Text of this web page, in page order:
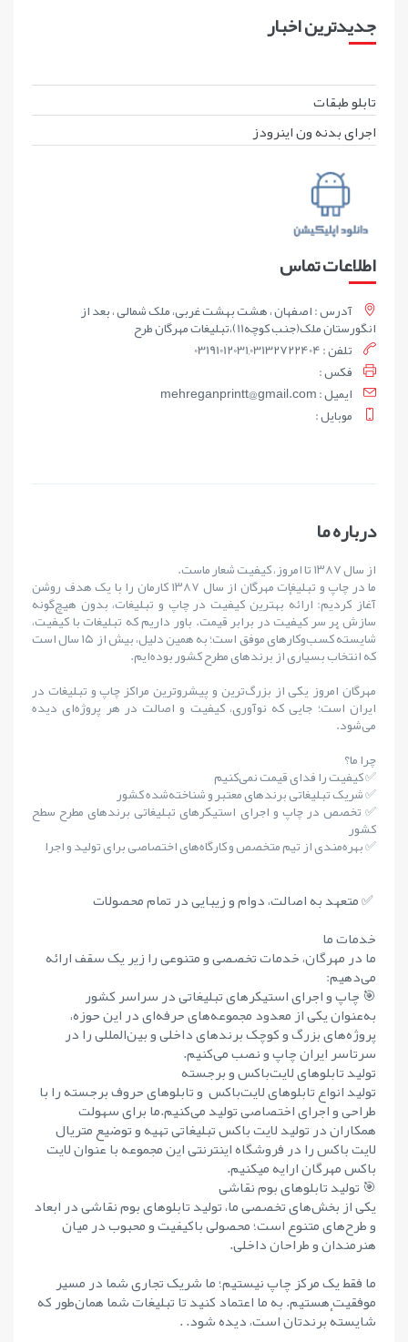
جدیدترین اخبار
تابلو طبقات
اجرای بدنه ون اینرودز
اطلاعات تماس
آدرس : اصفهان ، هشت بهشت غربی، ملک شمالی ، بعد از
انگورستان ملک(جنب کوچه11)،تبلیغات مهرگان طرح
تلفن : 03191012031,03132722404
فکس :
ايميل : mehreganprintt@gmail.com
موبايل :
درباره ما
از سال ۱۳۸۷ تا امروز، کیفیت شعار ماست.
ما در چاپ و تبلیغات مهرگان از سال ۱۳۸۷ کارمان را با یک هدف روشن
آغاز کردیم: ارائهٔ بهترین کیفیت در چاپ و تبلیغات، بدون هیچ‌گونه
سازش بر سر کیفیت در برابر قیمت. باور داریم که تبلیغات با کیفیت،
شایستهٔ کسب‌وکارهای موفق است؛ به همین دلیل، بیش از ۱۵ سال است
که انتخاب بسیاری از برندهای مطرح کشور بوده‌ایم.
مهرگان امروز یکی از بزرگ‌ترین و پیشروترین مراکز چاپ و تبلیغات در
ایران است؛ جایی که نوآوری، کیفیت و اصالت در هر پروژه‌ای دیده
می‌شود.
چرا ما؟
✅ کیفیت را فدای قیمت نمی‌کنیم
✅ شریک تبلیغاتی برندهای معتبر و شناخته‌شده کشور
✅ تخصص در چاپ و اجرای استیکرهای تبلیغاتی برندهای مطرح سطح
کشور
✅ بهره‌مندی از تیم متخصص و کارگاه‌های اختصاصی برای تولید و اجرا
✅ متعهد به اصالت، دوام و زیبایی در تمام محصولات
خدمات ما
ما در مهرگان، خدمات تخصصی و متنوعی را زیر یک سقف ارائه
می‌دهیم:
🎯 چاپ و اجرای استیکرهای تبلیغاتی در سراسر کشور
به‌عنوان یکی از معدود مجموعه‌های حرفه‌ای در این حوزه،
پروژه‌های بزرگ و کوچک برندهای داخلی و بین‌المللی را در
سرتاسر ایران چاپ و نصب می‌کنیم.
تولید تابلوهای لایت‌باکس و برجسته
تولید انواع تابلوهای لایت‌باکس و تابلوهای حروف برجسته را با
طراحی و اجرای اختصاصی تولید می‌کنیم.ما برای سهولت
همکاران در تولید لایت باکس تبلیغاتی تهیه و توضیع متریال
لایت باکس را در فروشگاه اینترنتی این مجموعه با عنوان لایت
باکس مهرگان ارایه میکنیم.
🎯 تولید تابلوهای بوم نقاشی
یکی از بخش‌های تخصصی ما، تولید تابلوهای بوم نقاشی در ابعاد
و طرح‌های متنوع است؛ محصولی باکیفیت و محبوب در میان
هنرمندان و طراحان داخلی.
ما فقط یک مرکز چاپ نیستیم؛ ما شریک تجاری شما در مسیر
موفقیت هستیم. به ما اعتماد کنید تا تبلیغات شما همان‌طور که
شایستهٔ برندتان است، دیده شود. .